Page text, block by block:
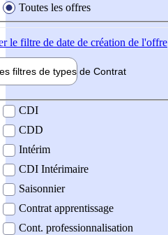
Toutes les offres
le filtre de date de création de l'offre
filtres de types de Contrat
contrat
CDI
CDD
Intérim
CDI Intérimaire
Saisonnier
Contrat apprentissage
Cont. professionnalisation